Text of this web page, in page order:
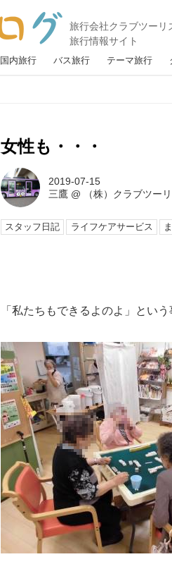
国内旅行 バス旅行 テーマ旅行
女性も・・・
2019-07-15
三鷹 @ （株）クラブツー
スタッフ日記 ライフケアサービス
「私たちもできるよのよ」とい